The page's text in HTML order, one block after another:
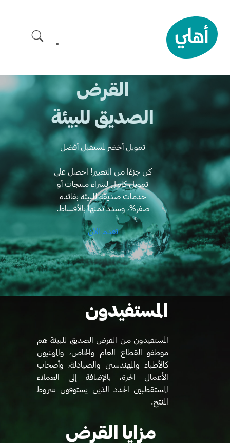
المحتوى
القرض
الصديق للبيئة
تمويل أخضر لمستقبل أفضل
كن جزءًا من التغيير! احصل على
تمويل كامل لشراء منتجات أو
خدمات صديقة للبيئة بفائدة
صفر%، وسدد ثمنها بالأقساط.
تقدم الآن
المستفيدون
المستفيدون من القرض الصديق للبيئة هم
موظفو القطاع العام والخاص، والمهنيون
كالأطباء والمهندسين والصيادلة، وأصحاب
الأعمال الحرة، بالإضافة إلى العملاء
المستقطبين الجدد الذين يستوفون شروط
المنتج.
مزايا القرض